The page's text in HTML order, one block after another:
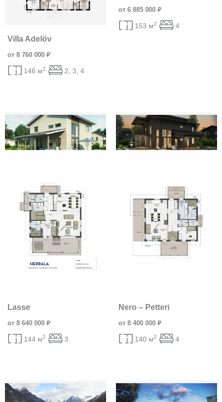
Villa Adelöv
от 8 760 000 ₽
146 м2 2, 3, 4
от 6 885 000 ₽
153 м2 4
Lasse
от 8 640 000 ₽
144 м2 3
Nero – Petteri
от 8 400 000 ₽
140 м2 4